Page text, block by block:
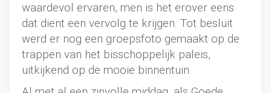
waardevol ervaren, men is het erover eens
dat dient een vervolg te krijgen. Tot besluit
werd er nog een groepsfoto gemaakt op de
trappen van het bisschoppelijk paleis,
uitkijkend op de mooie binnentuin.